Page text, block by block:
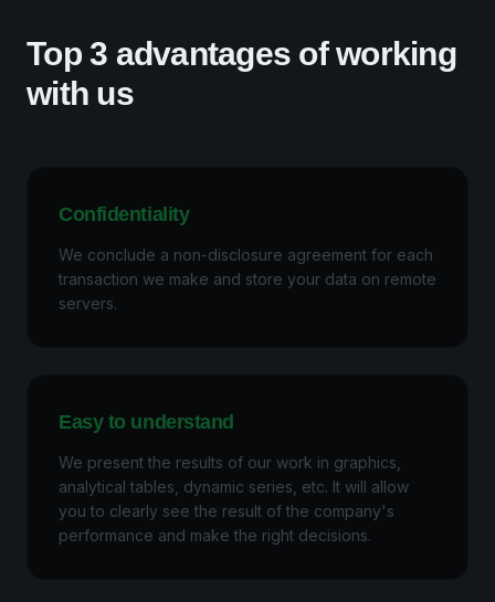
Top 3 advantages of working
with us
Confidentiality
We conclude a non-disclosure agreement for each
transaction we make and store your data on remote
servers.
Easy to understand
We present the results of our work in graphics,
analytical tables, dynamic series, etc. It will allow
you to clearly see the result of the company's
performance and make the right decisions.